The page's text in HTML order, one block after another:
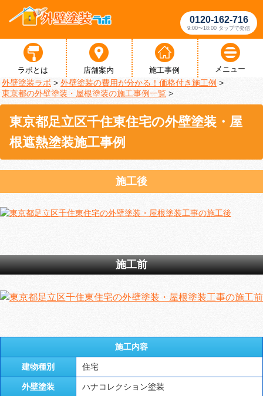
0120-162-716
9:00〜18:00 タップで発信
ラボとは 店舗案内 施工事例 メニュー
外壁塗装ラボ > 外壁塗装の費用が分かる！価格付き施工例 >
東京都の外壁塗装・屋根塗装の施工事例一覧 >
東京都足立区千住東住宅の外壁塗装・屋
根遮熱塗装施工事例
施工後
施工前
施工内容
建物種別 住宅
外壁塗装 ハナコレクション塗装